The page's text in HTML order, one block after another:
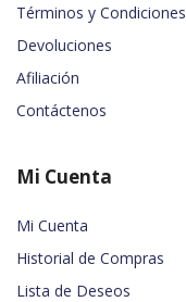
Términos y Condiciones
Devoluciones
Afiliación
Contáctenos
Mi Cuenta
Mi Cuenta
Historial de Compras
Lista de Deseos